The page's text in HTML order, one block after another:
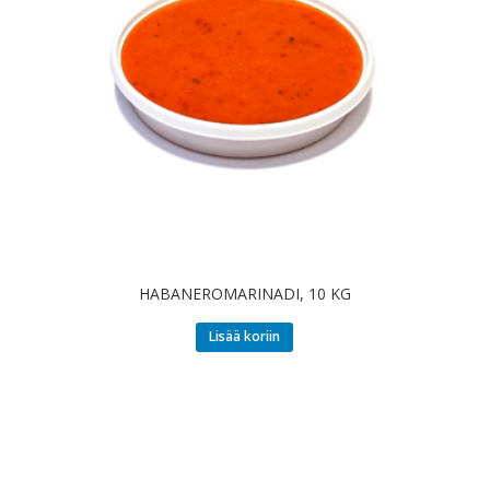
HABANEROMARINADI, 10 KG
Lisää koriin